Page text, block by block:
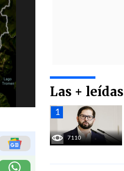
Las + leídas
7110